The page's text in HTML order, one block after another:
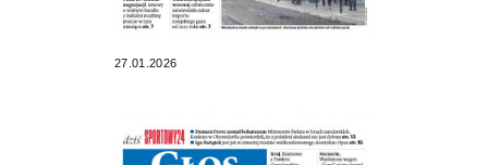
27.01.2026